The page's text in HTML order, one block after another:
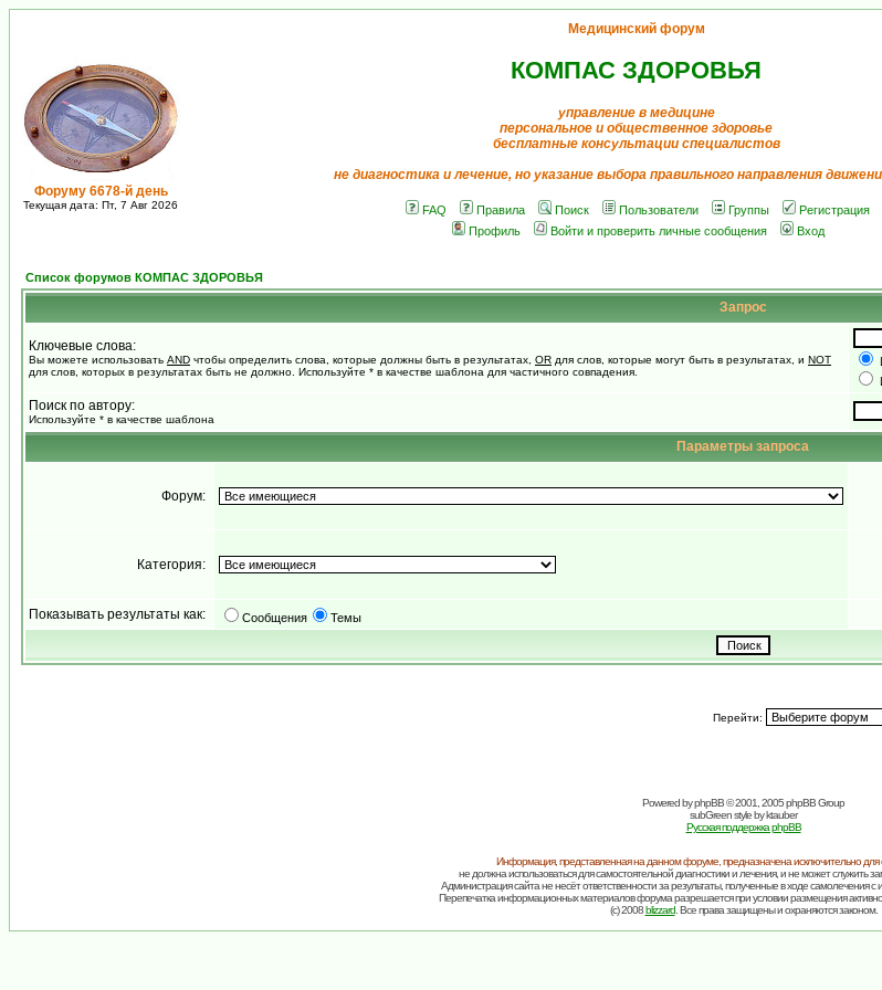
Форуму 6678-й день
Текущая дата: Пт, 7 Авг 2026
Медицинский форум
КОМПАС ЗДОРОВЬЯ
управление в медицине
персональное и общественное здоровье
бесплатные консультации специалистов
не диагностика и лечение, но указание выбора правильного направления
FAQ Правила Поиск Пользователи Группы
Регистрация
Профиль
Войти и проверить личные сообщения Вход
Список форумов КОМПАС ЗДОРОВЬЯ
Запрос
Ключевые слова:
Вы можете использовать AND чтобы определить слова, которые должны быть в результатах, OR для слов, которые могут быть в результатах, и NOT
для слов, которых в результатах быть не должно. Используйте * в качестве шаблона для частичного совпадения.
Поиск по автору:
Используйте * в качестве шаблона
Параметры запроса
Форум:
Категория:
Показывать результаты как: Сообщения Темы
Перейти:
Powered byphpBB© 2001, 2005 phpBB Group
subGreen style byktauber
Русская поддержка phpBB
Информация, представленная на данном форуме, предназначена исключительно для
не должна использоваться для самостоятельной диагностики и лечения, и не может служить
Администрация сайта не несёт ответственности за результаты, полученные в ходе самолечения
Перепечатка информационных материалов форума разрешается при условии размещения
(c) 2008blizzard. Все права защищены и охраняются законом.